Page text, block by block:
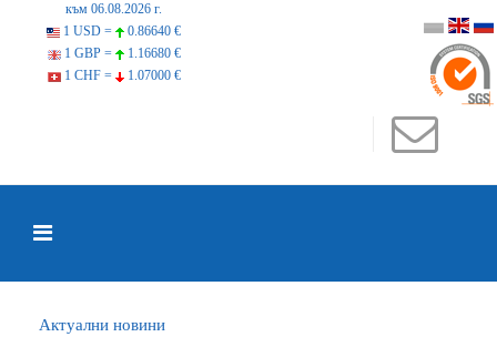
към 06.08.2026 г.
1 USD =
0.86640 €
1 GBP =
1.16680 €
1 CHF =
1.07000 €
Актуални новини